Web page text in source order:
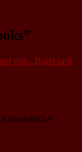
von „Boris und
Erforderliche